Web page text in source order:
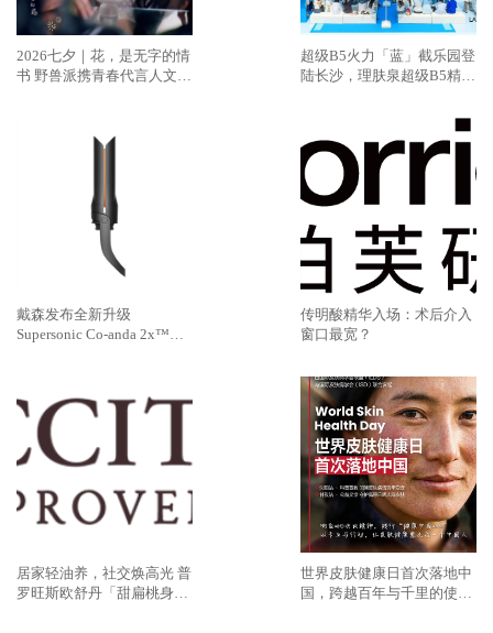
2026七夕｜花，是无字的情
书 野兽派携青春代言人文淇
超级B5火力「蓝」截乐园登
陆长沙，理肤泉超级B5精华
戴森发布全新升级
Supersonic Co-anda 2x™造
传明酸精华入场：术后介入
窗口最宽？
居家轻油养，社交焕高光 普
罗旺斯欧舒丹「甜扁桃身
世界皮肤健康日首次落地中
国，跨越百年与千里的使命